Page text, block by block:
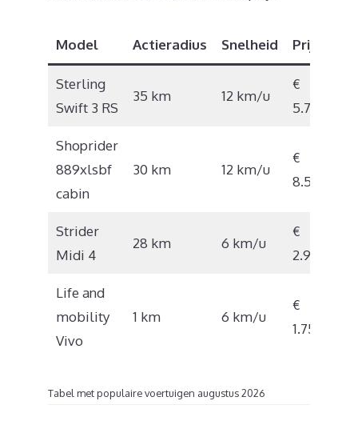
Model Actieradius Snelheid Prijs
Sterling
Swift 3 RS
35 km 12 km/u
€
5.709
Shoprider
889xlsbf
cabin
30 km 12 km/u
€
8.585
Strider
Midi 4
28 km 6 km/u
€
2.999
Life and
mobility
Vivo
1 km 6 km/u
€
1.750
Tabel met populaire voertuigen augustus 2026